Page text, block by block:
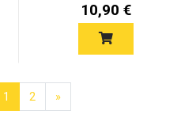
10,90 €
1 2 »